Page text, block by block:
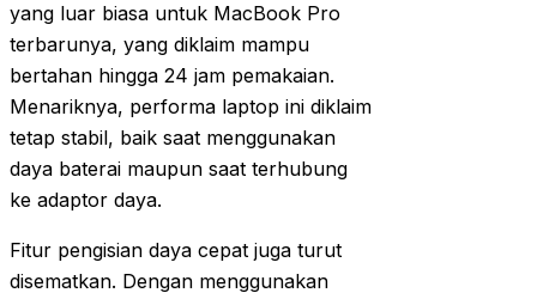
yang luar biasa untuk MacBook Pro
terbarunya, yang diklaim mampu
bertahan hingga 24 jam pemakaian.
Menariknya, performa laptop ini diklaim
tetap stabil, baik saat menggunakan
daya baterai maupun saat terhubung
ke adaptor daya.
Fitur pengisian daya cepat juga turut
disematkan. Dengan menggunakan